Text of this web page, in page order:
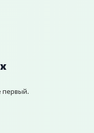
первый.